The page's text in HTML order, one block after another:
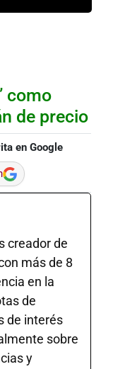
como
de precio
en Google
creador de
más de 8
en la
de
de interés
sobre
y